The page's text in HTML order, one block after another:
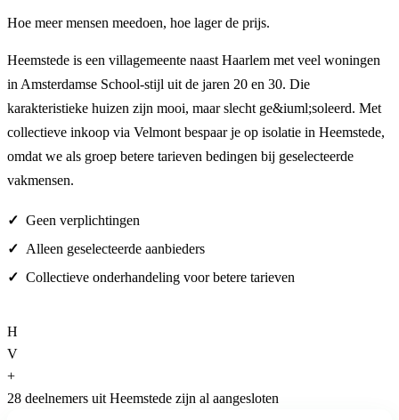
Hoe meer mensen meedoen, hoe lager de prijs.
Heemstede is een villagemeente naast Haarlem met veel woningen
in Amsterdamse School-stijl uit de jaren 20 en 30. Die
karakteristieke huizen zijn mooi, maar slecht ge&iuml;soleerd. Met
collectieve inkoop via Velmont bespaar je op isolatie in Heemstede,
omdat we als groep betere tarieven bedingen bij geselecteerde
vakmensen.
Geen verplichtingen
Alleen geselecteerde aanbieders
Collectieve onderhandeling voor betere tarieven
H
V
+
28 deelnemers uit Heemstede zijn al aangesloten